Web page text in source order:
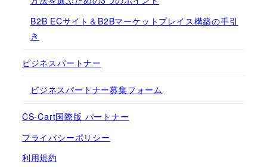
B2B ECサイト＆B2Bマーケットプレイス構築の手引
き
ビジネスパートナー
ビジネスパートナー募集フォーム
CS-Cart国際版 パートナー
プライバシーポリシー
利用規約